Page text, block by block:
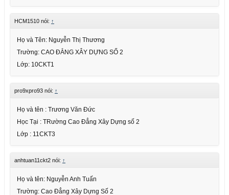
HCM1510 nói: ↑
Họ và Tên: Nguyễn Thị Thương
Trường: CAO ĐẲNG XÂY DỰNG SỐ 2
Lớp: 10CKT1
pro9xpro93 nói: ↑
Họ và tên : Trương Văn Đức
Học Tại : TRường Cao Đẳng Xây Dựng số 2
Lớp : 11CKT3
anhtuan11ckt2 nói: ↑
Họ và tên: Nguyễn Anh Tuấn
Trường: Cao Đẳng Xây Dựng Số 2